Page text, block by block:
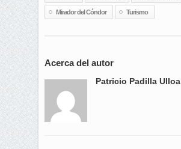
Mirador del Cóndor Turismo
Acerca del autor
Patricio Padilla Ulloa